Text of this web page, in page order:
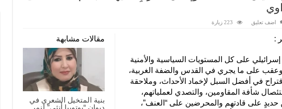
اضف تعليق 223 زيارة
مقالات مشابهة
بنية المتخيل الشعري في
ديوان “يوتوبيا أنثى” لنمر
:
على كل المستويات السياسية والأمنية
وعقب على ما يجري في القدس والضفة الغربية،
في أفضل السبل لإخماد الأحداث، وملاحقة
شأفة المقاومين، والتصدي لعملياتهم،
على قادتهم والمحرضين على “العنف”،